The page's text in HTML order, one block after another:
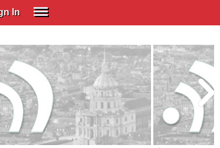
In
Spanish (Spain)
Spanish (Latino)
SUBSCRIBE
EDUCATIONAL LICENSES